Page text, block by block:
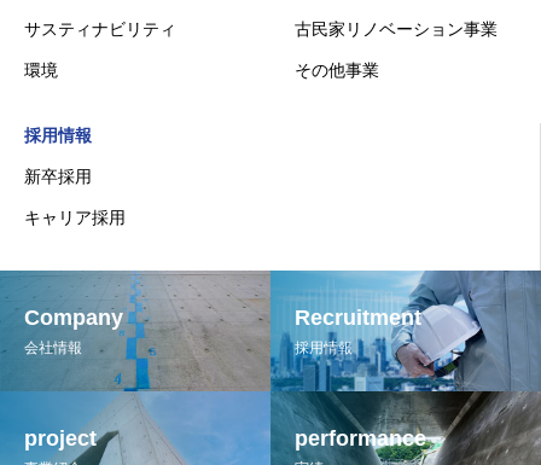
サスティナビリティ
環境
古民家リノベーション事業
その他事業
採用情報
新卒採用
キャリア採用
Company
会社情報
Recruitment
採用情報
project performance